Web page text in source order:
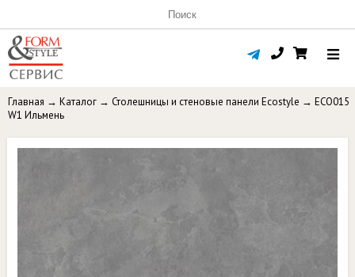
Главная → Каталог → Столешницы и стеновые панели Ecostyle → ECO015
W1 Ильмень